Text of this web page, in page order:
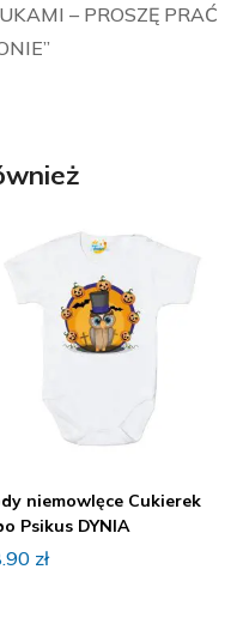
– PROSZĘ PRAĆ
niemowlęce Cukierek
Psikus DYNIA
zł